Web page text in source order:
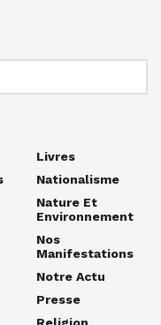
Livres
Nationalisme
Nature Et
Environnement
Nos
Manifestations
Notre Actu
Presse